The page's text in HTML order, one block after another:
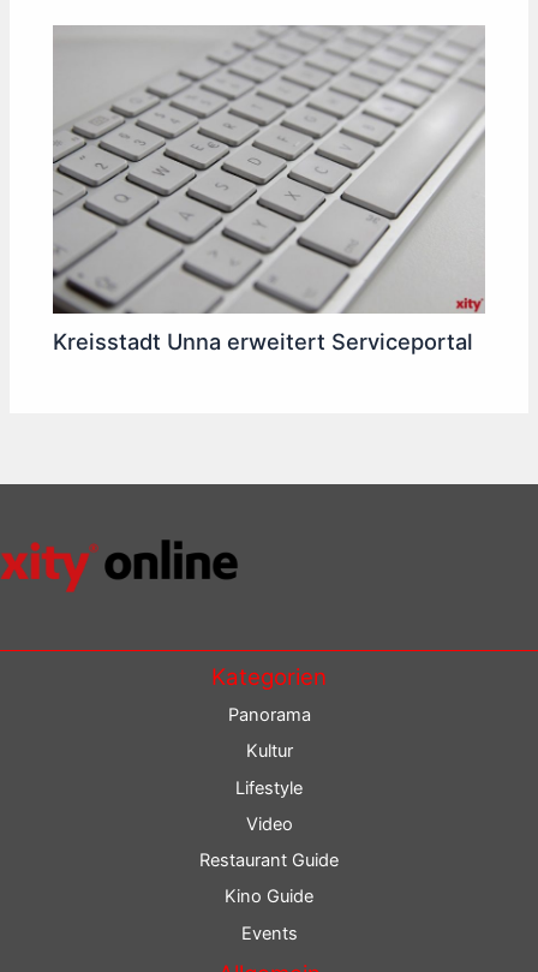
Kreisstadt Unna erweitert Serviceportal
Kategorien
Panorama
Kultur
Lifestyle
Video
Restaurant Guide
Kino Guide
Events